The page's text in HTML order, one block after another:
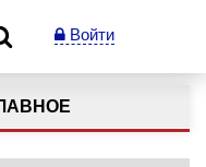
Войти